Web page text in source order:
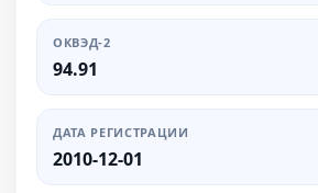
ОКВЭД-2
94.91
ДАТА РЕГИСТРАЦИИ
2010-12-01